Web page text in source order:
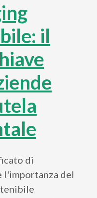
il
di
l'importanza del